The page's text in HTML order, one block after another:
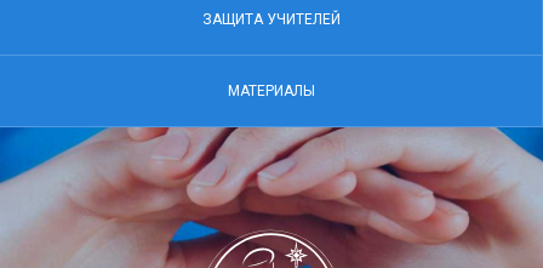
ЗАЩИТА УЧИТЕЛЕЙ
МАТЕРИАЛЫ